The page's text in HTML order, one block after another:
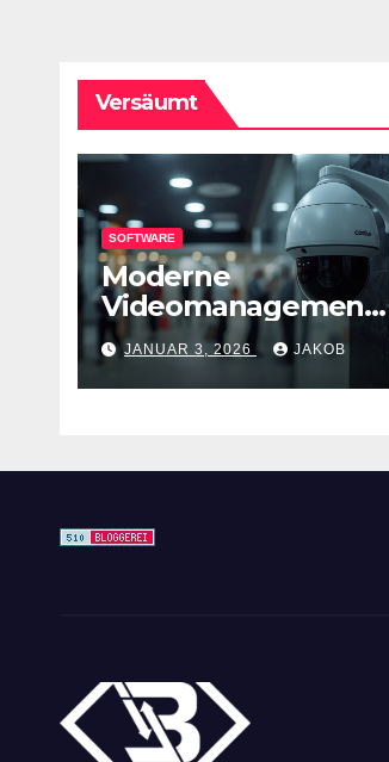
Versäumt
SOFTWARE
Moderne
Videomanagement
systeme (VMS) –
mehr als nur
Überwachungswerk
JANUAR 3, 2026 JAKOB